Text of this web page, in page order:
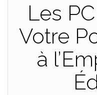
Les
Votre
à